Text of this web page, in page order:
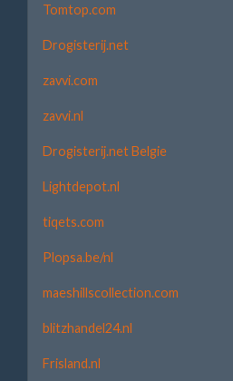
Tomtop.com
Drogisterij.net
zavvi.com
zavvi.nl
Drogisterij.net Belgie
Lightdepot.nl
tiqets.com
Plopsa.be/nl
maeshillscollection.com
blitzhandel24.nl
Frisland.nl